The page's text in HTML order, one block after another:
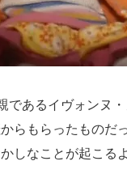
であるイヴォンヌ
らもらったものだ
しなことが起こる